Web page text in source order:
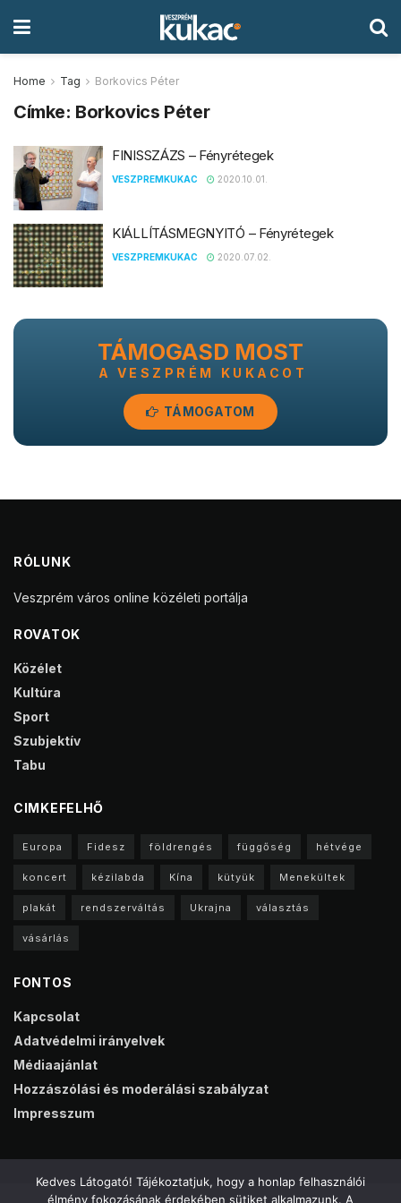
Home Tag Borkovics Péter
Címke: Borkovics Péter
FINISSZÁZS – Fényrétegek
VESZPREMKUKAC 2020.10.01.
KIÁLLÍTÁSMEGNYITÓ – Fényrétegek
VESZPREMKUKAC 2020.07.02.
TÁMOGASD MOST
A VESZPRÉM KUKACOT
TÁMOGATOM
RÓLUNK
Veszprém város online közéleti portálja
ROVATOK
Közélet
Kultúra
Sport
Szubjektív
Tabu
CIMKEFELHŐ
Europa Fidesz földrengés függőség hétvége
koncert kézilabda Kína kütyük Menekültek
plakát rendszerváltás Ukrajna választás
vásárlás
FONTOS
Kapcsolat
Adatvédelmi irányelvek
Médiaajánlat
Hozzászólási és moderálási szabályzat
Impresszum
Kedves Látogató! Tájékoztatjuk, hogy a honlap felhasználói
élmény fokozásának érdekében sütiket alkalmazunk. A